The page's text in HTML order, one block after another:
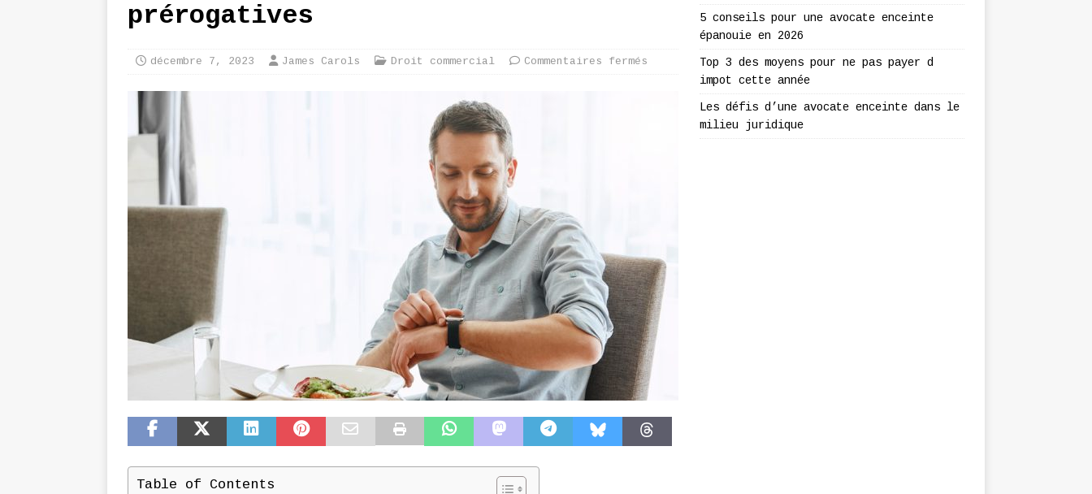
prérogatives
décembre 7, 2023 James Carols Droit commercial Commentaires fermés
Table of Contents
5 conseils pour une avocate enceinte
épanouie en 2026
Top 3 des moyens pour ne pas payer d
impot cette année
Les défis d’une avocate enceinte dans le
milieu juridique